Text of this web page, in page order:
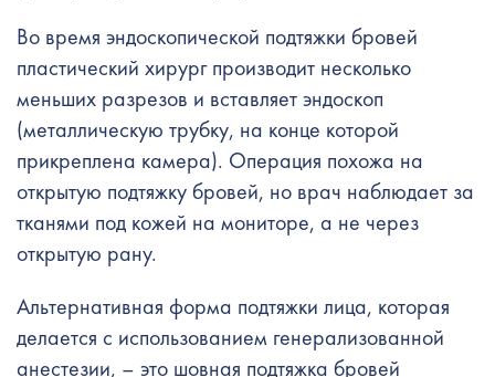
Во время эндоскопической подтяжки бровей
пластический хирург производит несколько
меньших разрезов и вставляет эндоскоп
(металлическую трубку, на конце которой
прикреплена камера). Операция похожа на
открытую подтяжку бровей, но врач наблюдает за
тканями под кожей на мониторе, а не через
открытую рану.
Альтернативная форма подтяжки лица, которая
делается с использованием генерализованной
анестезии, – это шовная подтяжка бровей